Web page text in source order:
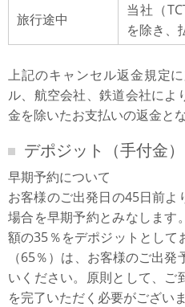
旅行途中
当社（
を除き、
上記のキャンセル返金規定
ル、航空会社、鉄道会社によ
金を除いたお支払いの返金と
デポジット（手付金
早期予約について
お客様のご出発日の45日前よ
場合を早期予約とみなします
額の35％をデポジットとして
（65％）は、お客様のご出
いください。原則として、ご
を完了いただく必要がございま